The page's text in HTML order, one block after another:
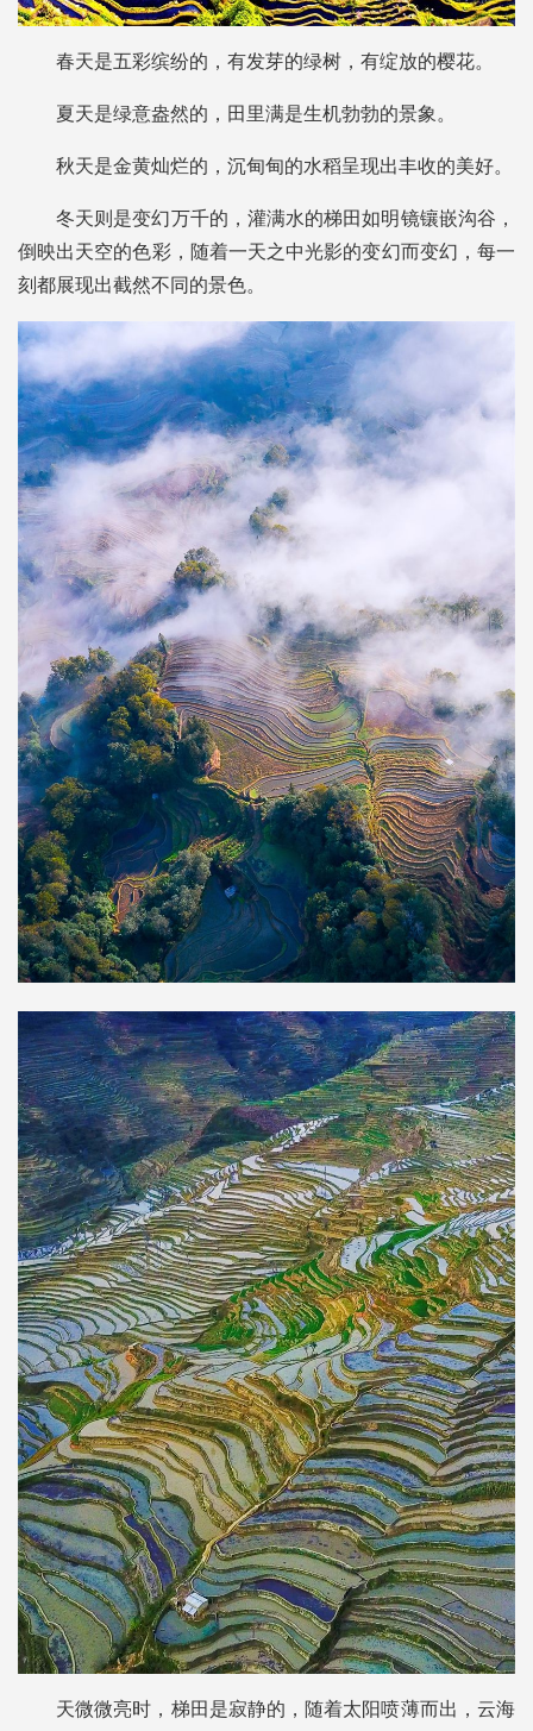
春天是五彩缤纷的，有发芽的绿树，有绽放的樱花。
夏天是绿意盎然的，田里满是生机勃勃的景象。
秋天是金黄灿烂的，沉甸甸的水稻呈现出丰收的美好。
冬天则是变幻万千的，灌满水的梯田如明镜镶嵌沟谷，
倒映出天空的色彩，随着一天之中光影的变幻而变幻，每一
刻都展现出截然不同的景色。
天微微亮时，梯田是寂静的，随着太阳喷薄而出，云海